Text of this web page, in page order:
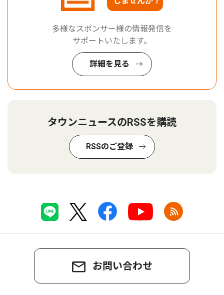
多様なスポンサー様の情報発信を
サポートいたします。
詳細を見る
タウンニュースのRSSを購読
RSSのご登録
お問い合わせ